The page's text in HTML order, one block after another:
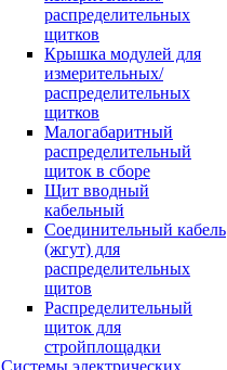
распределительных
щитков
Крышка модулей для
измерительных/
распределительных
щитков
Малогабаритный
распределительный
щиток в сборе
Щит вводный
кабельный
Соединительный кабель
(жгут) для
распределительных
щитов
Распределительный
щиток для
стройплощадки
Системы электрических